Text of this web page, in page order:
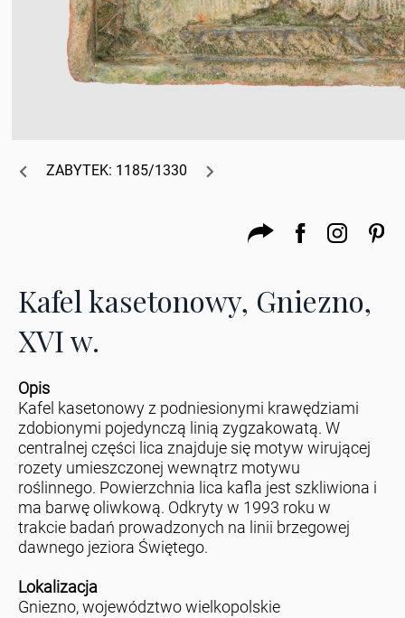
ZABYTEK: 1185/1330
Kafel kasetonowy, Gniezno,
XVI w.
Opis
Kafel kasetonowy z podniesionymi krawędziami
zdobionymi pojedynczą linią zygzakowatą. W
centralnej części lica znajduje się motyw wirującej
rozety umieszczonej wewnątrz motywu
roślinnego. Powierzchnia lica kafla jest szkliwiona i
ma barwę oliwkową. Odkryty w 1993 roku w
trakcie badań prowadzonych na linii brzegowej
dawnego jeziora Świętego.
Lokalizacja
Gniezno, województwo wielkopolskie